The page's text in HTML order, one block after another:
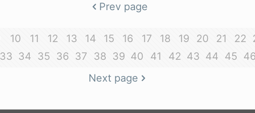
Prev page
10 11 12 13 14 15 16 17 18 19 20 21 22
33 34 35 36 37 38 39 40 41 42 43 44 45 46
Next page